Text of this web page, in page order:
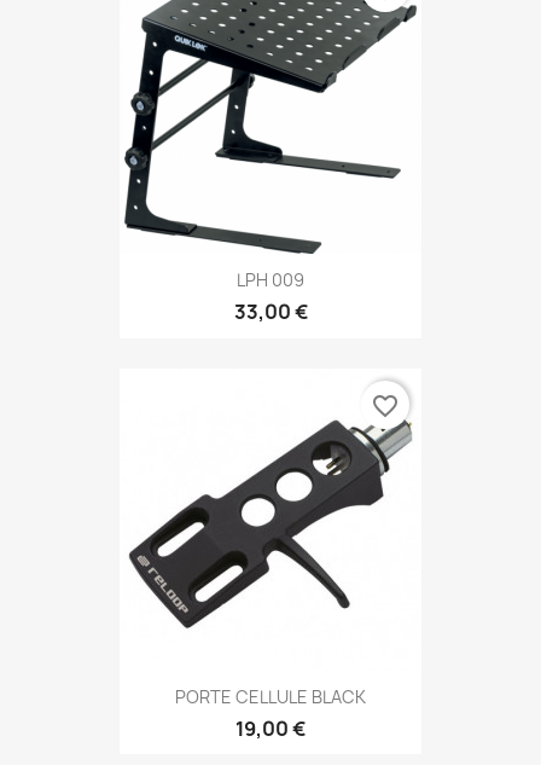
LPH 009
33,00 €
PORTE CELLULE BLACK
19,00 €
favorite_border